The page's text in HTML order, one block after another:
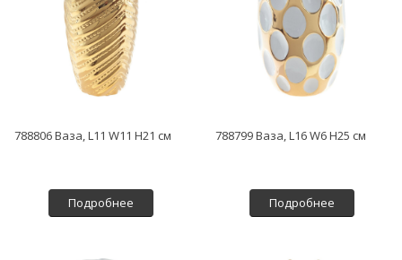
788806 Ваза, L11 W11 H21 см
Подробнее
788799 Ваза, L16 W6 H25 см
Подробнее